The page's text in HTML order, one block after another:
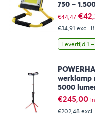
750 –
€44,47
prijs
was:
€
€34,91 excl.
Levertijd 1
werklamp
5000
€245,00
€202,48